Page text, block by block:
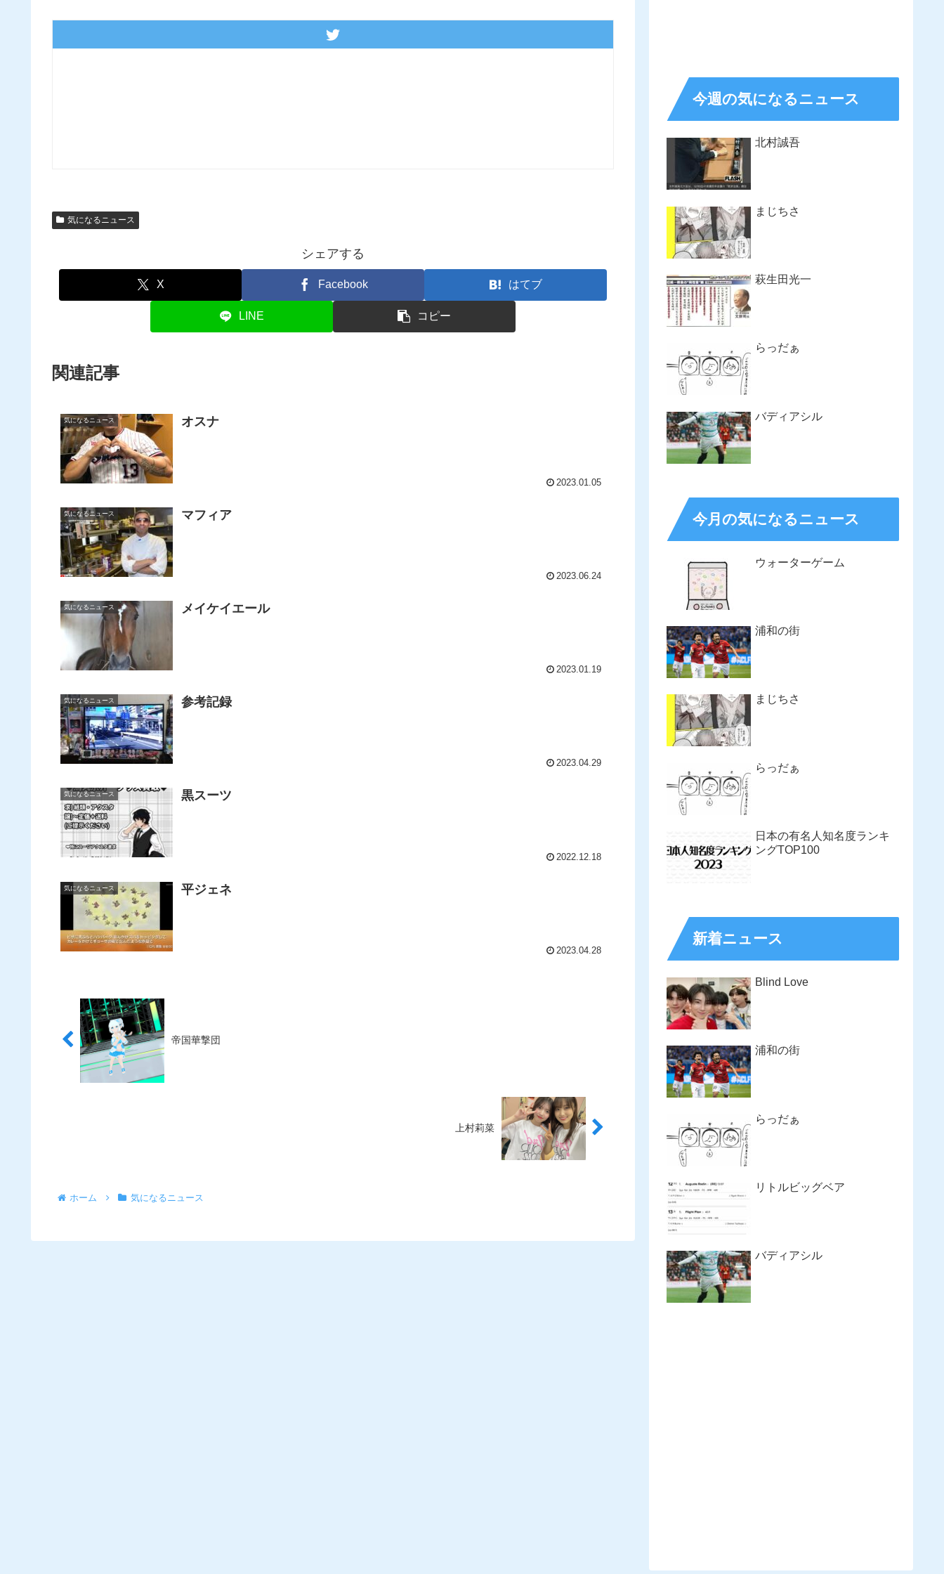
気になるニュース
シェアする
X Facebook はてブ
LINE コピー
関連記事
気になるニュース オスナ
2023.01.05
気になるニュース マフィア
2023.06.24
気になるニュース メイケイエール
2023.01.19
気になるニュース 参考記録
2023.04.29
気になるニュース 黒スーツ
2022.12.18
気になるニュース 平ジェネ
2023.04.28
帝国華撃団
上村莉菜
ホーム 気になるニュース
今週の気になるニュース
北村誠吾
まじちさ
萩生田光一
らっだぁ
バディアシル
今月の気になるニュース
ウォーターゲーム
浦和の街
まじちさ
らっだぁ
日本の有名人知名度ランキ
ングTOP100
新着ニュース
Blind Love
浦和の街
らっだぁ
リトルビッグベア
バディアシル